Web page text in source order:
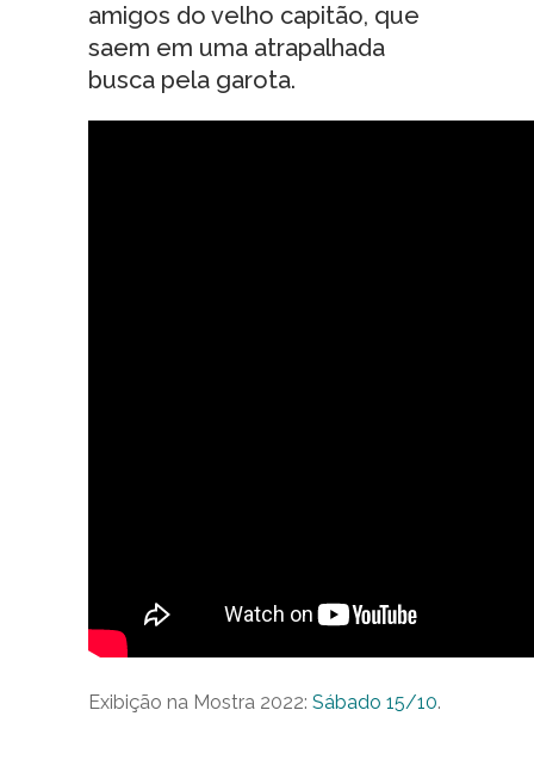
amigos do velho capitão, que
saem em uma atrapalhada
busca pela garota.
Exibição na Mostra 2022: Sábado 15/10.